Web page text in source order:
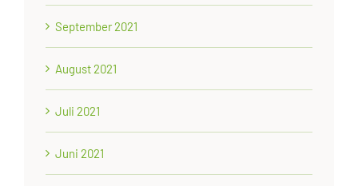
September 2021
August 2021
Juli 2021
Juni 2021